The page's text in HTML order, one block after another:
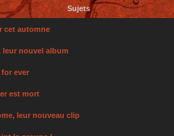
Sujets
cet automne
leur nouvel album
ever
est mort
leur nouveau clip